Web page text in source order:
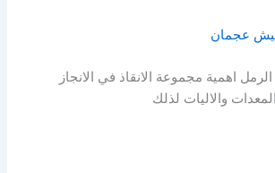
عجمان
اهمية مجموعة الانقاذ في الانجاز
والاليات لذلك